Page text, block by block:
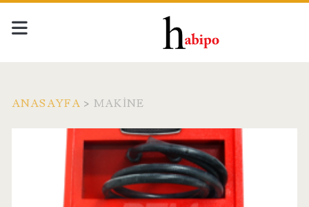
ANASAYFA > MAKINE
Kategori:
<span>Makine</span>